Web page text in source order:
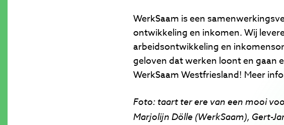
WerkSaam is een
ontwikkeling en inkomen. Wij
arbeidsontwikkeling en
geloven dat werken loont en gaan
WerkSaam Westfriesland! Meer
Foto: taart ter ere van een mooi
Marjolijn Dölle (WerkSaam), Gert-